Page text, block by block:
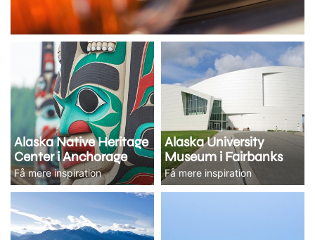
Alaska Native Heritage
Center i Anchorage
Få mere inspiration
Alaska University
Museum i Fairbanks
Få mere inspiration